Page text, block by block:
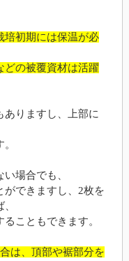
培初期には保温が必
どの被覆資材は活躍
ありますし、上部に
場合でも、
ができますし、2枚を
こともできます。
は、頂部や裾部分を